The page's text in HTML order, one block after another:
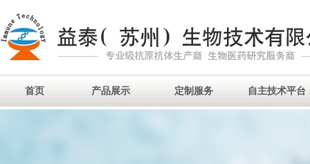
首页 产品展示 定制服务 自主技术平台